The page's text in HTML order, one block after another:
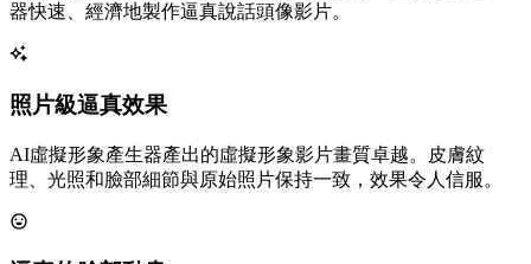
器快速、經濟地製作逼真說話頭像影片。
照片級逼真效果
AI虛擬形象產生器產出的虛擬形象影片畫質卓越。皮膚紋
理、光照和臉部細節與原始照片保持一致，效果令人信服。